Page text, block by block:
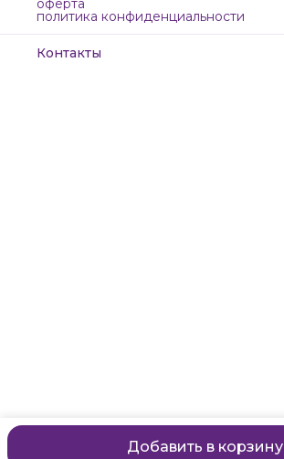
Добавить в корзину
оферта
политика конфиденциальности
Контакты